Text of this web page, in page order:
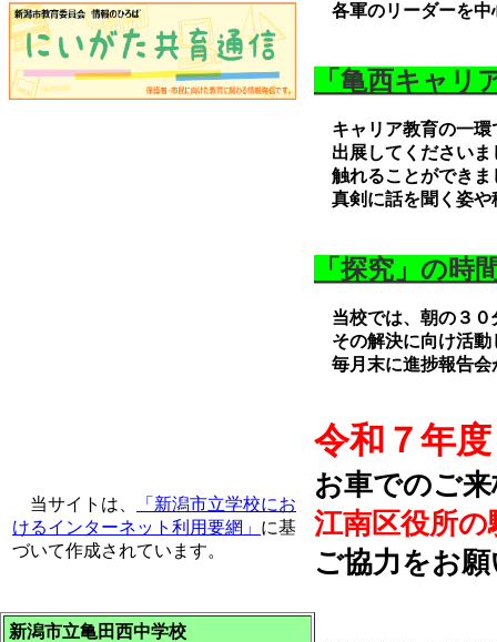
当サイトは、
「新潟市立学校にお
けるインターネット利用要網」 に基
づいて作成されています。
新潟市立亀田西中学校
各軍のリーダーを中
「亀西キャリ
キャリア教育の一環
出展してくださいま
触れることができま
真剣に話を聞く姿や
「探究」の時
当校では、朝の３０
その解決に向け活動
毎月末に進捗報告会
令和７年
お車でのご
江南区役所
ご協力をお